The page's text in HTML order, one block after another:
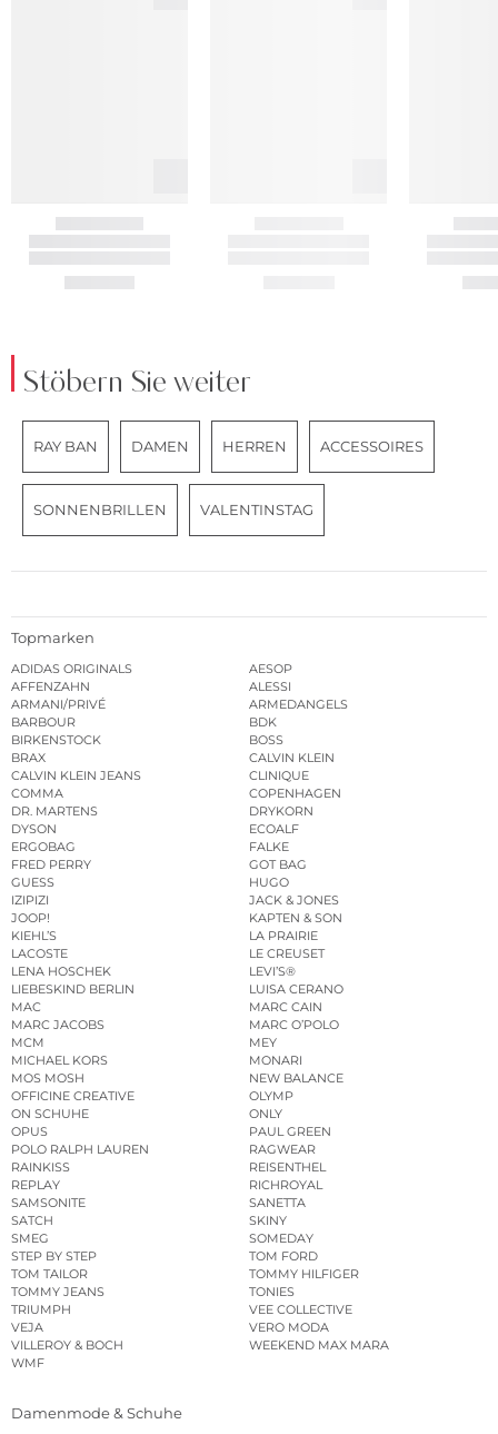
Stöbern Sie weiter
RAY BAN DAMEN HERREN ACCESSOIRES
SONNENBRILLEN VALENTINSTAG
Topmarken
ADIDAS ORIGINALS
AESOP
AFFENZAHN
ALESSI
ARMANI/PRIVÉ
ARMEDANGELS
BARBOUR
BDK
BIRKENSTOCK
BOSS
BRAX
CALVIN KLEIN
CALVIN KLEIN JEANS
CLINIQUE
COMMA
COPENHAGEN
DR. MARTENS
DRYKORN
DYSON
ECOALF
ERGOBAG
FALKE
FRED PERRY
GOT BAG
GUESS
HUGO
IZIPIZI
JACK & JONES
JOOP!
KAPTEN & SON
KIEHL’S
LA PRAIRIE
LACOSTE
LE CREUSET
LENA HOSCHEK
LEVI’S®
LIEBESKIND BERLIN
LUISA CERANO
MAC
MARC CAIN
MARC JACOBS
MARC O’POLO
MCM
MEY
MICHAEL KORS
MONARI
MOS MOSH
NEW BALANCE
OFFICINE CREATIVE
OLYMP
ON SCHUHE
ONLY
OPUS
PAUL GREEN
POLO RALPH LAUREN
RAGWEAR
RAINKISS
REISENTHEL
REPLAY
RICHROYAL
SAMSONITE
SANETTA
SATCH
SKINY
SMEG
SOMEDAY
STEP BY STEP
TOM FORD
TOM TAILOR
TOMMY HILFIGER
TOMMY JEANS
TONIES
TRIUMPH
VEE COLLECTIVE
VEJA
VERO MODA
VILLEROY & BOCH
WEEKEND MAX MARA
WMF
Damenmode & Schuhe